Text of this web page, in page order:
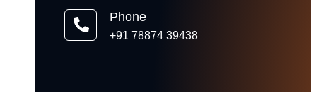
Phone
+91 78874 39438